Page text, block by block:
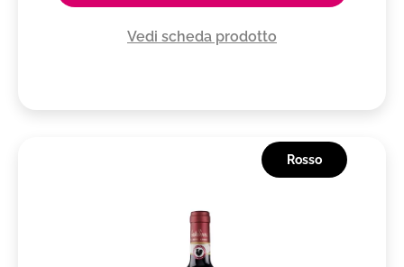
Vedi scheda prodotto
Rosso